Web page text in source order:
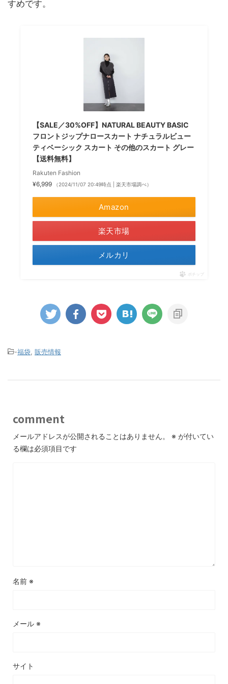
すめです。
【SALE／30%OFF】NATURAL BEAUTY BASIC
フロントジップナロースカート ナチュラルビュー
ティベーシック スカート その他のスカート グレー
【送料無料】
Rakuten Fashion
¥6,999
（2024/11/07 20:49時点 | 楽天市場調べ）
Amazon
楽天市場
メルカリ
ポチップ
-福袋, 販売情報
comment
メールアドレスが公開されることはありません。 ※ が付いてい
る欄は必須項目です
名前 ※
メール ※
サイト